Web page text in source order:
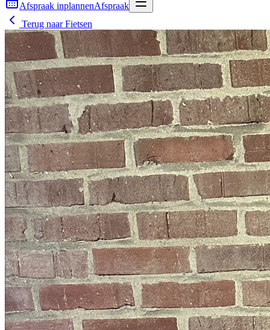
Afspraak inplannenAfspraak
Terug naarFietsen